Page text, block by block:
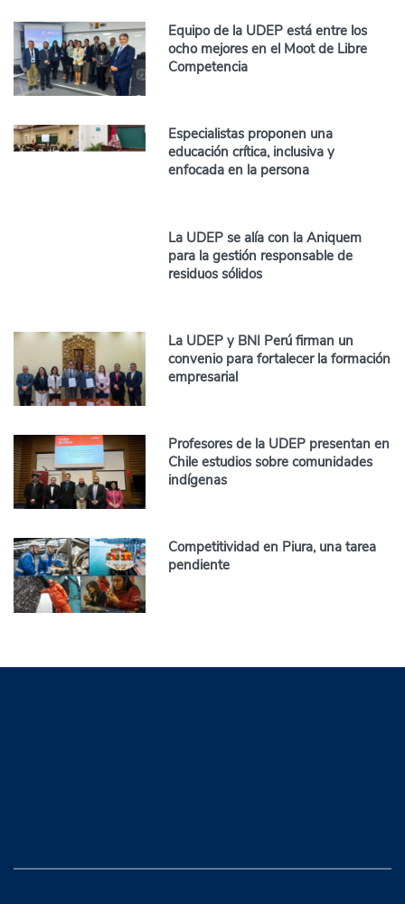
Equipo de la UDEP está entre los
ocho mejores en el Moot de Libre
Competencia
Especialistas proponen una
educación crítica, inclusiva y
enfocada en la persona
La UDEP se alía con la Aniquem
para la gestión responsable de
residuos sólidos
La UDEP y BNI Perú firman un
convenio para fortalecer la formación
empresarial
Profesores de la UDEP presentan en
Chile estudios sobre comunidades
indígenas
Competitividad en Piura, una tarea
pendiente